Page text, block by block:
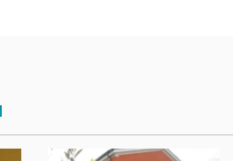
на микро пукнатини и се
защита. Друга основна
трябва да притежава
material ”за своето добро